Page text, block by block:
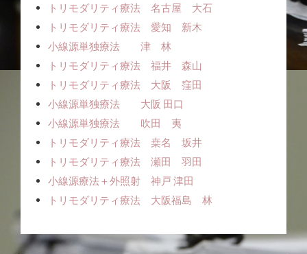
トリモダリティ療法 名古屋 大石
トリモダリティ療法 愛知 新木
小線源単独療法 津 林
トリモダリティ療法 福井 森山
トリモダリティ療法 大阪 窪田
小線源単独療法 大阪 田口
小線源単独療法 吹田 夷
トリモダリティ療法 桒名 坂井
トリモダリティ療法 瀬田 羽田
小線源療法＋外照射 神戸 津田
トリモダリティ療法 大阪福島 林